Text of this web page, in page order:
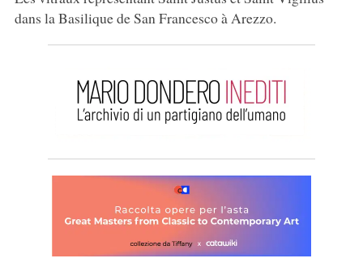
dans la Basilique de San Francesco à Arezzo.